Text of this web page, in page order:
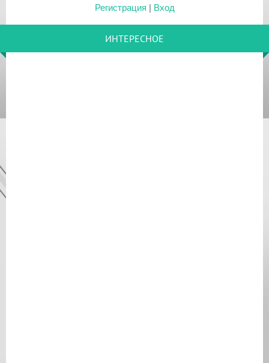
Регистрация | Вход
ИНТЕРЕСНОЕ